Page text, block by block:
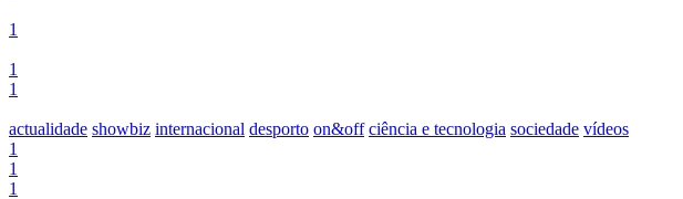
1
1
1
actualidade showbiz internacional desporto on&off ciência e tecnologia sociedade vídeos
1
1
1